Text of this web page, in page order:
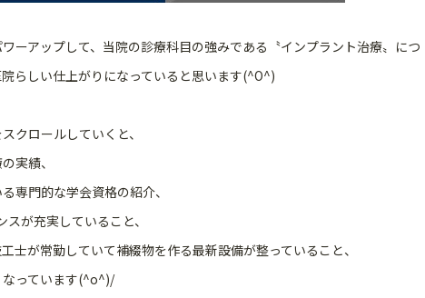
ーアップして、当院の診療科目の強みである〝インプラント治療〟につ
らしい仕上がりになっていると思います(^O^)
クロールしていくと、
実績、
専門的な学会資格の紹介、
が充実していること、
士が常勤していて補綴物を作る最新設備が整っていること、
なっています(^o^)/